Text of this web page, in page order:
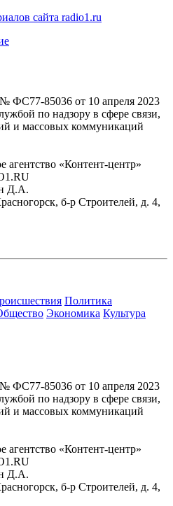
сайта radio1.ru
ФС77-85036 от 10 апреля 2023
по надзору в сфере связи,
и массовых коммуникаций
«Контент-центр»
Д.А.
б-р Строителей, д. 4,
Политика
Экономика Культура
ФС77-85036 от 10 апреля 2023
по надзору в сфере связи,
и массовых коммуникаций
«Контент-центр»
Д.А.
б-р Строителей, д. 4,